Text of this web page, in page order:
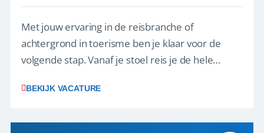
Met jouw ervaring in de reisbranche of
achtergrond in toerisme ben je klaar voor de
volgende stap. Vanaf je stoel reis je de hele
wensen van je team, je klant en wat er in de
klanten te overtuigen om die droomreis te
BEKIJK VACATURE